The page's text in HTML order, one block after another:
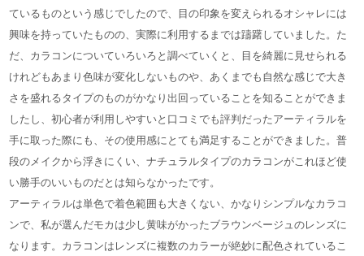
ているものという感じでしたので、目の印象を変えられるオシャレには
興味を持っていたものの、実際に利用するまでは躊躇していました。た
だ、カラコンについていろいろと調べていくと、目を綺麗に見せられる
けれどもあまり色味が変化しないものや、あくまでも自然な感じで大き
さを盛れるタイプのものがかなり出回っていることを知ることができま
したし、初心者が利用しやすいと口コミでも評判だったアーティラルを
手に取った際にも、その使用感にとても満足することができました。普
段のメイクから浮きにくい、ナチュラルタイプのカラコンがこれほど使
い勝手のいいものだとは知らなかったです。
アーティラルは単色で着色範囲も大きくない、かなりシンプルなカラコ
ンで、私が選んだモカは少し黄味がかったブラウンベージュのレンズに
なります。カラコンはレンズに複数のカラーが絶妙に配色されているこ